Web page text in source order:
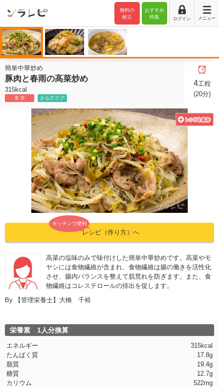
おすすめ
特集
無料の
献立
ログイン メニュー
簡単中華炒め
豚肉と春雨の高菜炒め
315kcal
4工程
(20分)
キッチンで便利
”レシピ（作り方）へ
高菜の塩味のみで味付けした簡単中華炒めです。高菜やモ
ヤシには食物繊維が含まれ、食物繊維は腸の働きを活性化
させ、腸内バランスを整えて肌荒れを防ぎます。また、食
物繊維はコレステロールの排出を促します。
By
【管理栄養士】大橋 千裕
栄養素 1人分換算
エネルギー
315kcal
たんぱく質
17.8g
脂質
19.4g
糖質
12.7g
カリウム
522mg